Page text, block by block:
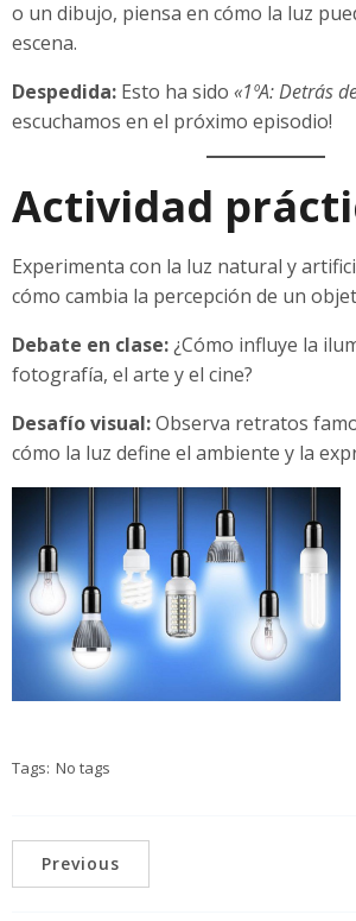
o un dibujo, piensa en cómo la luz
escena.
Despedida: Esto ha sido «1ºA: Detrás
escuchamos en el próximo episodio!
Actividad
Experimenta con la luz natural y
cómo cambia la percepción de un
Debate en clase: ¿Cómo influye la
fotografía, el arte y el cine?
Desafío visual:Observa retratos
cómo la luz define el ambiente y la
Tags: No tags
Previous